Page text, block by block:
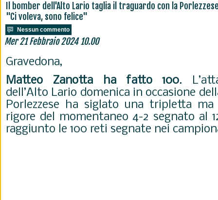
Il bomber dell'Alto Lario taglia il traguardo con la
"Ci voleva, sono felice"
Nessun commento
Mer 21 Febbraio 2024 10.00
Gravedona,
Matteo Zanotta ha fatto 100.
dell’Alto Lario domenica in occasione
Porlezzese ha siglato una tripletta
rigore del momentaneo 4-2 segnato al
raggiunto le 100 reti segnate nei